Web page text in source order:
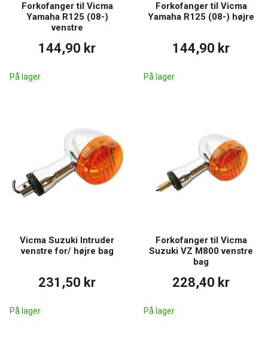
Forkofanger til Vicma
Yamaha R125 (08-)
venstre
144,90 kr
På lager
Forkofanger til Vicma
Yamaha R125 (08-) højre
144,90 kr
På lager
Vicma Suzuki Intruder
venstre for/ højre bag
231,50 kr
På lager
Forkofanger til Vicma
Suzuki VZ M800 venstre
bag
228,40 kr
På lager